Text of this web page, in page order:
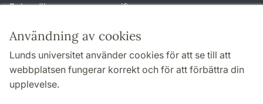
Användning av cookies
Lunds universitet använder cookies för att se till att
webbplatsen fungerar korrekt och för att förbättra din
upplevelse.
Behandling av personuppgifter
TYPO3-login
Följ oss i sociala medier